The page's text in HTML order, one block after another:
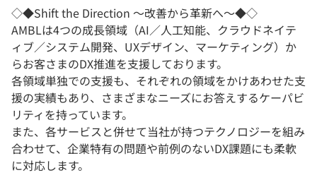
◇◆Shift the Direction ～改善から革新へ～◆◇
AMBLは4つの成長領域（AI／人工知能、クラウドネイテ
ィブ／システム開発、UXデザイン、マーケティング）か
らお客さまのDX推進を支援しております。
各領域単独での支援も、それぞれの領域をかけあわせた支
援の実績もあり、さまざまなニーズにお答えするケーパビ
リティを持っています。
また、各サービスと併せて当社が持つテクノロジーを組み
合わせて、企業特有の問題や前例のないDX課題にも柔軟
に対応します。